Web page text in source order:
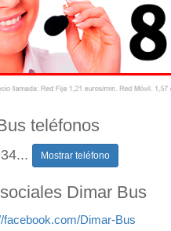
teléfonos
... Mostrar teléfono
Dimar Bus
facebook.com/Dimar-Bus